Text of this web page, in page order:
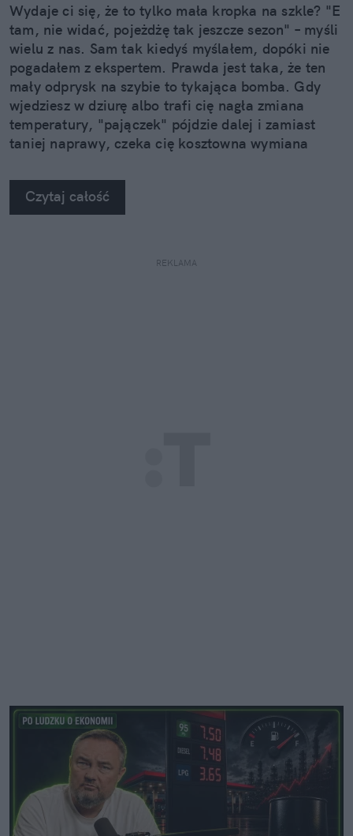
Wydaje ci się, że to tylko mała kropka na szkle? "E
tam, nie widać, pojeżdżę tak jeszcze sezon" – myśli
wielu z nas. Sam tak kiedyś myślałem, dopóki nie
pogadałem z ekspertem. Prawda jest taka, że ten
mały odprysk na szybie to tykająca bomba. Gdy
wjedziesz w dziurę albo trafi cię nagła zmiana
temperatury, "pajączek" pójdzie dalej i zamiast
taniej naprawy, czeka cię kosztowna wymiana
na własne oczy zobaczyć, jak profesjonaliści radzą
sobie z takimi uszkodzeniami.
Czytaj całość
REKLAMA